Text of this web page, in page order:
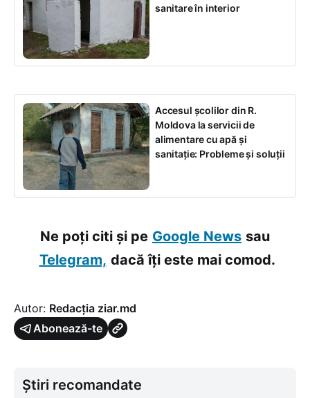
sanitare în interior
Accesul școlilor din R.
Moldova la servicii de
alimentare cu apă și
sanitație: Probleme și soluții
Ne poți citi și pe Google News sau
Telegram, dacă îți este mai comod.
Autor: Redacția ziar.md
Abonează-te
Știri recomandate